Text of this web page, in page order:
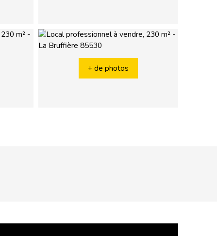
+ de photos